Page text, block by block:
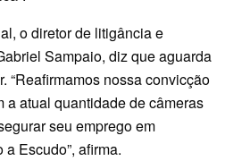
o diretor de litigância e
Sampaio, diz que aguarda
“Reafirmamos nossa convicção
a atual quantidade de câmeras
seu emprego em
Escudo”, afirma.